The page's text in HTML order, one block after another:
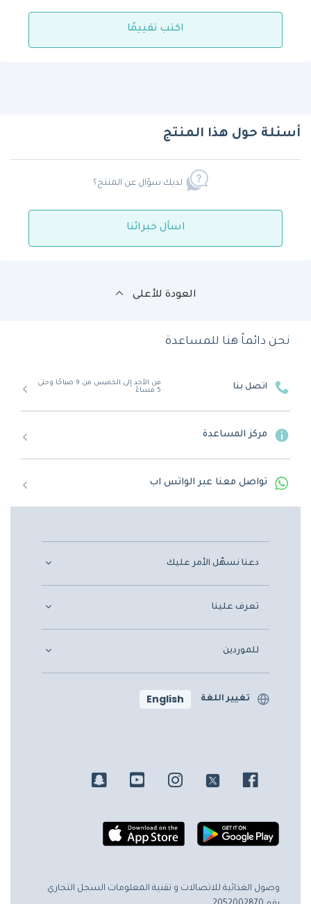
اكتب تقييمًا
أسئلة حول هذا المنتج
لديك سؤال عن المنتج؟
اسأل خبرائنا
العودة للأعلى
نحن دائماً هنا للمساعدة
اتصل بنا
من الأحد إلى الخميس من 9 صباحًا وحتى
5 مساءً
مركز المساعدة
تواصل معنا عبر الواتس اب
دعنا نسهّل الأمر عليك
تعرف علينا
للموردين
تغيير اللغة English
وصول الغذائية للاتصالات و تقنية المعلومات السجل التجاري